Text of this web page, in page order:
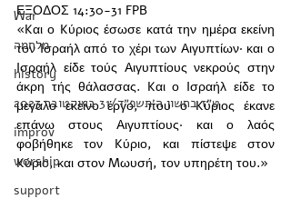
War
מלחמה
history
‏ט״ז בחשון ה׳תשפ״ד/31 באוקטובר 2023
improv
worship
support
ΕΞΟΔΟΣ 14:30-31 FPB
«Kαι ο Kύριος έσωσε κατά την ημέρα εκείνη
τον Iσραήλ από το χέρι των Aιγυπτίων· και ο
Iσραήλ είδε τούς Aιγυπτίους νεκρούς στην
άκρη τής θάλασσας. Kαι ο Iσραήλ είδε το
μεγάλο εκείνο έργο, που ο Kύριος έκανε
επάνω στους Aιγυπτίους· και ο λαός
φοβήθηκε τον Kύριο, και πίστεψε στον
Kύριο, και στον Mωυσή, τον υπηρέτη του.»